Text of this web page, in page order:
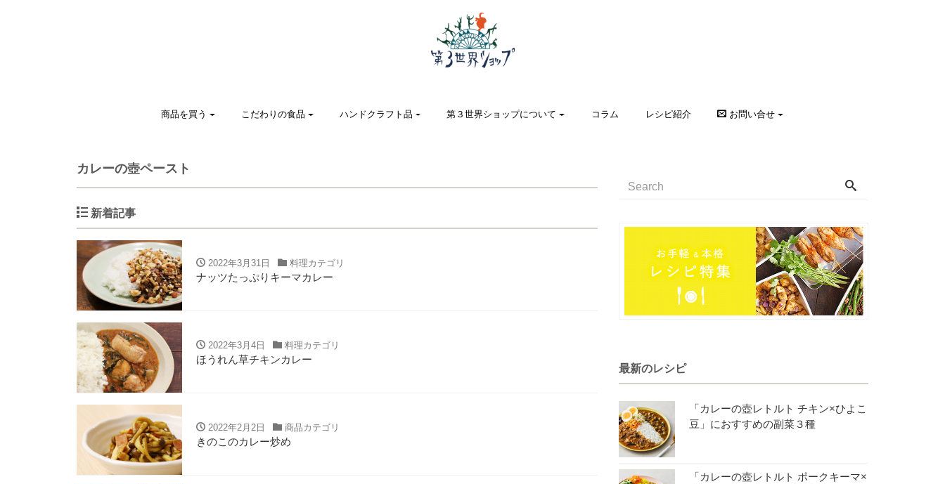
商品を買う こだわりの食品 ハンドクラフト品 第３世界ショップについて コラム レシピ紹介 お問い合せ
カレーの壺ペースト
新着記事
2022年3月31日 料理カテゴリ
ナッツたっぷりキーマカレー
2022年3月4日 料理カテゴリ
ほうれん草チキンカレー
2022年2月2日 商品カテゴリ
きのこのカレー炒め
最新のレシピ
「カレーの壺レトルト チキン×ひよこ
豆」におすすめの副菜３種
「カレーの壺レトルト ポークキーマ×